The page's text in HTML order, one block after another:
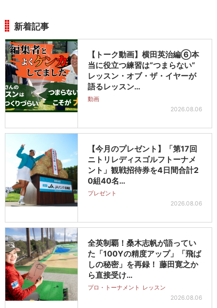
新着記事
【トーク動画】横田英治編⑥本
当に役立つ練習は“つまらない”
レッスン・オブ・ザ・イヤーが
語るレッスン…
動画
2026.08.06
【今月のプレゼント】「第17回
ニトリレディスゴルフトーナメ
ント」観戦招待券を4日間合計2
0組40名…
プレゼント
2026.08.06
全英制覇！桑木志帆が語ってい
た「100Yの精度アップ」「飛ば
しの秘密」を再録！ 藤田寛之か
ら直接受け…
プロ・トーナメント レッスン
2026.08.06